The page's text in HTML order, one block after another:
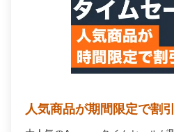
Audible オーディオブック